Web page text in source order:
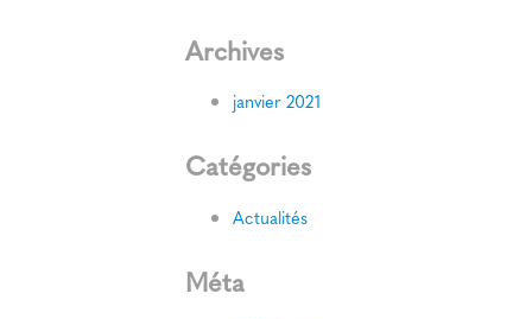
Archives
janvier 2021
Catégories
Actualités
Méta